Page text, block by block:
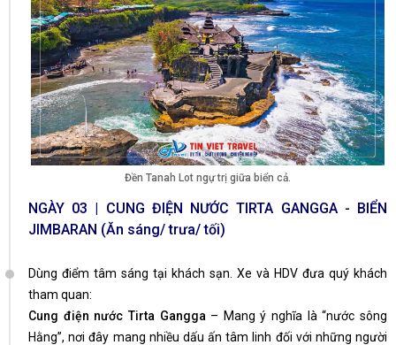
Đền Tanah Lot ngự trị giữa biển cả.
NGÀY 03 | CUNG ĐIỆN NƯỚC TIRTA GANGGA - BIỂN
JIMBARAN (Ăn sáng/ trưa/ tối)
Dùng điểm tâm sáng tại khách sạn. Xe và HDV đưa quý khách
tham quan:
Cung điện nước Tirta Gangga – Mang ý nghĩa là “nước sông
Hằng”, nơi đây mang nhiều dấu ấn tâm linh đối với những người